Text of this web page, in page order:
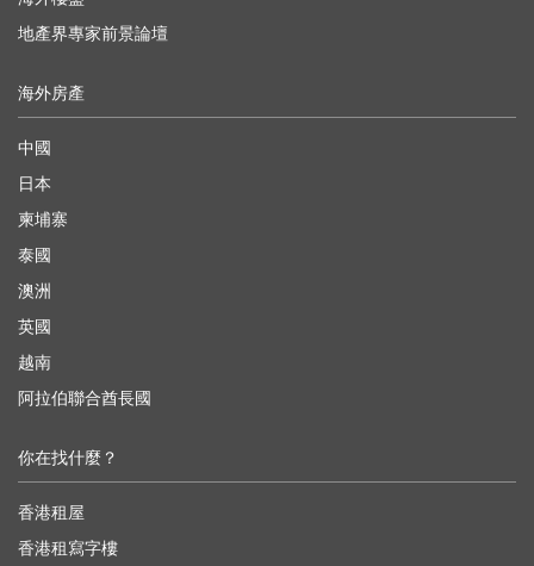
地產界專家前景論壇
海外房產
中國
日本
柬埔寨
泰國
澳洲
英國
越南
阿拉伯聯合酋長國
你在找什麼？
香港租屋
香港租寫字樓